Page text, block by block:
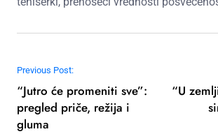
Post navigation
Previous Post:
“Jutro će promeniti sve”:
pregled priče, režija i
gluma
“U